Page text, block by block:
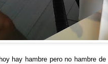
hay hambre pero no hambre